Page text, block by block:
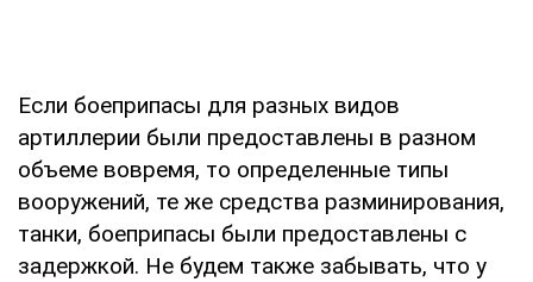
Если боеприпасы для разных видов
артиллерии были предоставлены в разном
объеме вовремя, то определенные типы
вооружений, те же средства разминирования,
танки, боеприпасы были предоставлены с
задержкой. Не будем также забывать, что у